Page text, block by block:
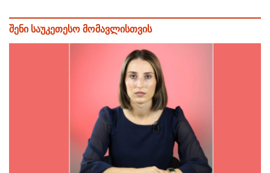
შენი საუკეთესო მომავლისთვის